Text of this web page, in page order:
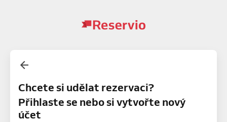
Chcete si udělat rezervaci?
Přihlaste se nebo si vytvořte nový
účet